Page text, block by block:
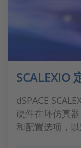
SCALEXIO
dSPACE
硬件在环仿真
和配置选项，